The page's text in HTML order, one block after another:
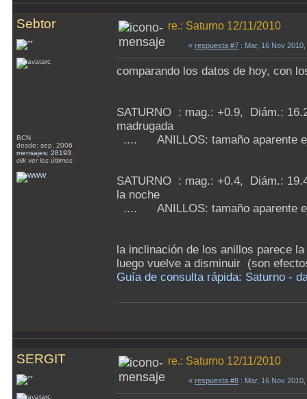
Sebtor
BCN
desde: sep, 2006
mensajes: 28193
clik ver los últimos
re.: Saturno 12/11/2010
« respuesta #7 : Mar, 16 Nov
comparando los datos de hoy, con
SATURNO : mag.: +0.9, Diám.:
madrugada
.... ANILLOS: tamaño aparente
SATURNO : mag.: +0.4, Diám.:
la noche
.... ANILLOS: tamaño aparente
la inclinación de los anillos parece
luego vuelve a disminuir (son
Guía de consulta rápida: Saturno -
SERGIT re.: Saturno 12/11/2010
« respuesta #8 : Mar, 16 Nov